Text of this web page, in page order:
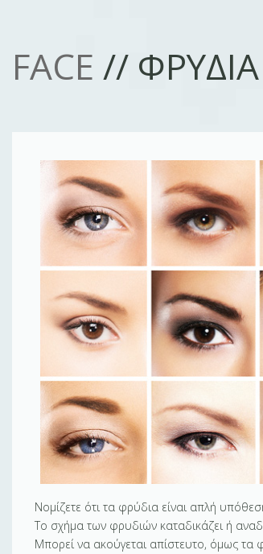
FACE //
Νομίζετε ότι τα φρύδια είναι απλή
Το σχήμα των φρυδιών καταδικάζει ή
Μπορεί να ακούγεται απίστευτο, όμως τα